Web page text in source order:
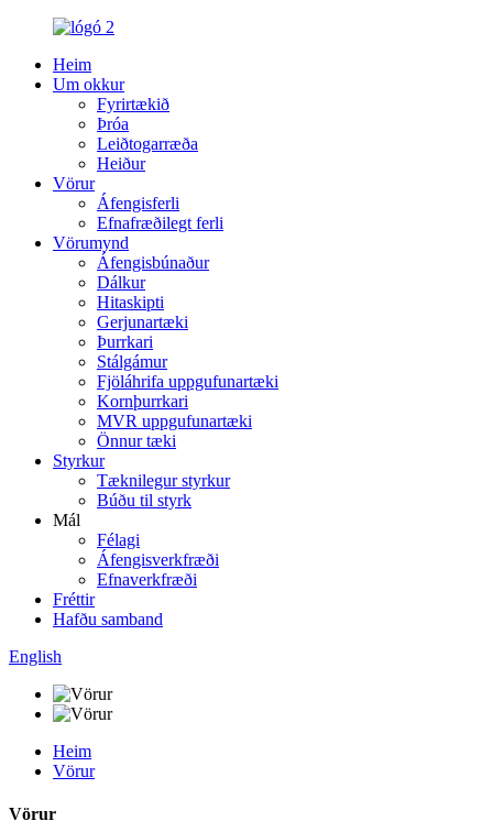
Heim
Um okkur
Fyrirtækið
Þróa
Leiðtogarræða
Heiður
Vörur
Áfengisferli
Efnafræðilegt ferli
Vörumynd
Áfengisbúnaður
Dálkur
Hitaskipti
Gerjunartæki
Þurrkari
Stálgámur
Fjöláhrifa uppgufunartæki
Kornþurrkari
MVR uppgufunartæki
Önnur tæki
Styrkur
Tæknilegur styrkur
Búðu til styrk
Mál
Félagi
Áfengisverkfræði
Efnaverkfræði
Fréttir
Hafðu samband
English
Heim
Vörur
Vörur